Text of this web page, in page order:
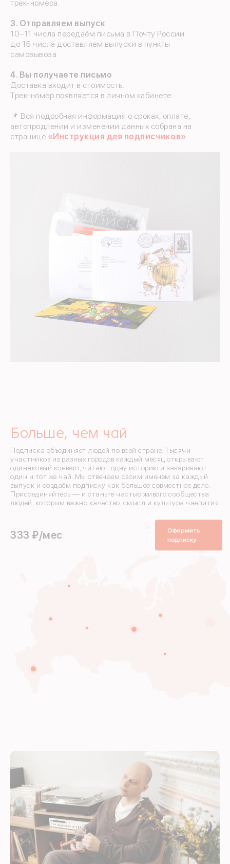
трек‑номера.
3. Отправляем выпуск
10–11 числа передаём письма в Почту России.
до 15 числа доставляем выпуски в пункты
самовывоза.
4. Вы получаете письмо
Доставка входит в стоимость.
Трек‑номер появляется в личном кабинете.
📌 Вся подробная информация о сроках, оплате,
автопродлении и изменении данных собрана на
странице «Инструкция для подписчиков».
Больше, чем чай
Подписка объединяет людей по всей стране. Тысячи
участников из разных городов каждый месяц открывают
одинаковый конверт, читают одну историю и заваривают
один и тот же чай. Мы отвечаем своим именем за каждый
выпуск и создаём подписку как большое совместное дело.
Присоединяйтесь — и станьте частью живого сообщества
людей, которым важно качество, смысл и культура чаепития.
Оформить
подписку
333 ₽/мес